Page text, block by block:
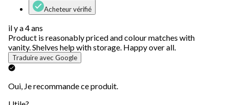
Acheteur vérifié
il y a 4 ans
Product is reasonably priced and colour matches with
vanity. Shelves help with storage. Happy over all.
Traduire avec Google
Oui, Je recommande ce produit.